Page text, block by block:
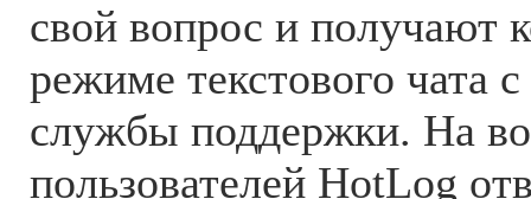
свой вопрос и получают
режиме текстового чата
службы поддержки. На
пользователей HotLog